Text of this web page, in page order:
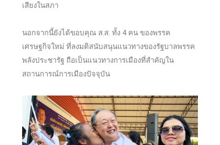
เสียงในสภา
นอกจากนี้ยังได้ขอบคุณ ส.ส. ทั้ง 4 คน ของพรรค
เศรษฐกิจใหม่ ที่ลงมติสนับสนุนแนวทางของรัฐบาลพรรค
พลังประชารัฐ ถือเป็นแนวทางการเมืองที่สำคัญใน
สถานการณ์การเมืองปัจจุบัน